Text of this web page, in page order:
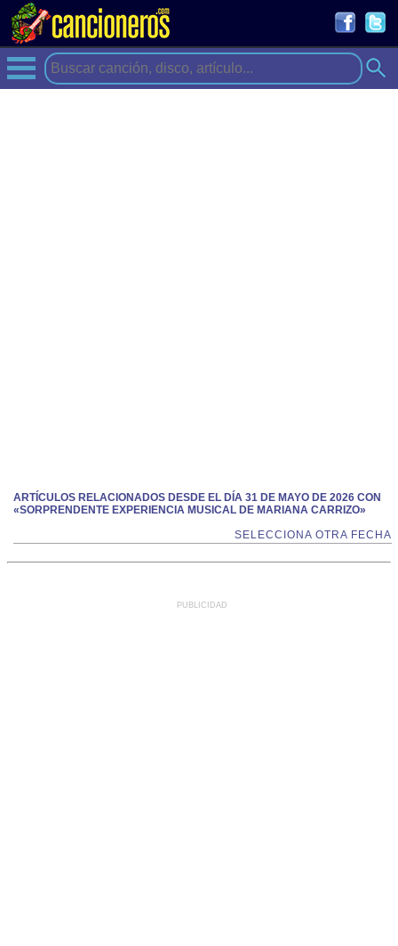
ARTÍCULOS RELACIONADOS DESDE EL DÍA 31 DE MAYO DE 2026 CON
«SORPRENDENTE EXPERIENCIA MUSICAL DE MARIANA CARRIZO»
SELECCIONA OTRA FECHA
PUBLICIDAD